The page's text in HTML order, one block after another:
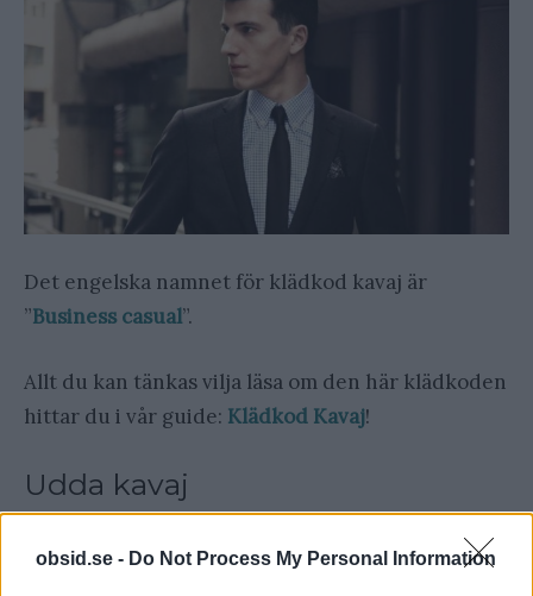
obsid.se - Do Not Process My Personal Information
Det engelska namnet för klädkod kavaj är
”Business casual”.
Allt du kan tänkas vilja läsa om den här klädkoden
hittar du i vår guide: Klädkod Kavaj!
Udda kavaj